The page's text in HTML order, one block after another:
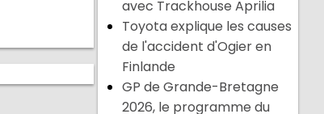
avec Trackhouse Aprilia
Toyota explique les causes
de l'accident d'Ogier en
Finlande
GP de Grande-Bretagne
2026, le programme du